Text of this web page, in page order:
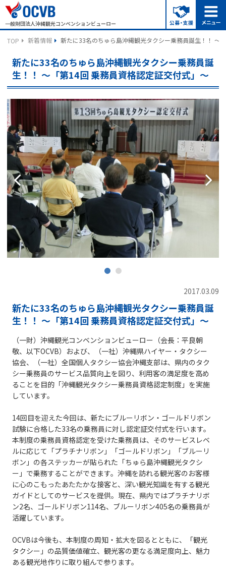
一般財団法人沖縄観光コンベンションビューロー
TOP 新着情報 新たに33名のちゅら島沖縄観光タクシー乗務員誕生！！ ～
新たに33名のちゅら島沖縄観光タクシー乗務員誕
生！！ ～「第14回 乗務員資格認定証交付式」～
2017.03.09
新たに33名のちゅら島沖縄観光タクシー乗務員誕
生！！ ～「第14回 乗務員資格認定証交付式」～
（一財）沖縄観光コンベンションビューロー（会長：平良朝
敬、以下OCVB）および、（一社）沖縄県ハイヤー・タクシー
協会、（一社）全国個人タクシー協会沖縄支部は、県内のタク
シー乗務員のサービス品質向上を図り、利用客の満足度を高め
ることを目的「沖縄観光タクシー乗務員資格認定制度」を実施
しています。
14回目を迎えた今回は、新たにブルーリボン・ゴールドリボン
試験に合格した33名の乗務員に対し認定証交付式を行います。
本制度の乗務員資格認定を受けた乗務員は、そのサービスレベ
ルに応じて「プラチナリボン」「ゴールドリボン」「ブルーリ
ボン」の各ステッカーが貼られた「ちゅら島沖縄観光タクシ
ー」で乗務することができます。沖縄を訪れる観光客のお客様
に心のこもったあたたかな接客と、深い観光知識を有する観光
ガイドとしてのサービスを提供。現在、県内ではプラチナリボ
ン2名、ゴールドリボン114名、ブルーリボン405名の乗務員が
活躍しています。
OCVBは今後も、本制度の周知・拡大を図るとともに、「観光
タクシー」の品質価値確立、観光客の更なる満足度向上、魅力
ある観光地作りに取り組んで参ります。